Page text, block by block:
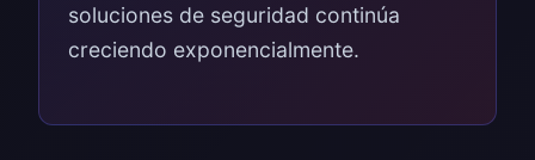
soluciones de seguridad continúa
creciendo exponencialmente.